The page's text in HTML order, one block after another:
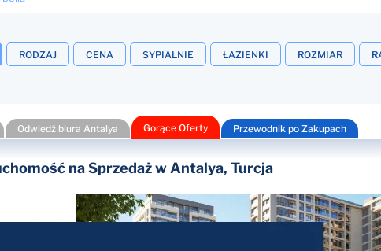
RODZAJ CENA SYPIALNIE ŁAZIENKI ROZMIAR
Odwiedź biura Antalya Gorące Oferty Przewodnik po Zakupach
na Sprzedaż w Antalya, Turcja